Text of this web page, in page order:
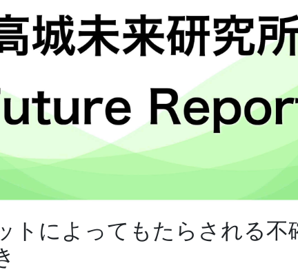
トによってもたらされる不